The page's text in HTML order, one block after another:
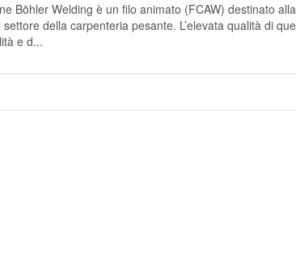
Böhler Welding è un filo animato (FCAW) destinato alla
della carpenteria pesante. L’elevata qualità di
e d...